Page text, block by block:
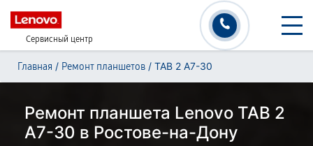
Сервисный центр
Главная / Ремонт планшетов / TAB 2 A7-30
Ремонт планшета Lenovo TAB 2
A7-30 в Ростове-на-Дону